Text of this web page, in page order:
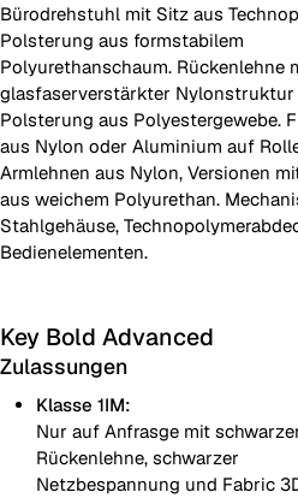
Bürodrehstuhl mit Sitz aus
Polsterung aus formstabilem
Polyurethanschaum. Rückenlehne
glasfaserverstärkter Nylonstruktur
Polsterung aus Polyestergewebe.
aus Nylon oder Aluminium auf
Armlehnen aus Nylon, Versionen
aus weichem Polyurethan.
Stahlgehäuse,
Bedienelementen.
Key Bold Advanced
Zulassungen
Klasse 1IM:
Nur auf Anfrasge mit
Rückenlehne, schwarzer
Netzbespannung und Fabric